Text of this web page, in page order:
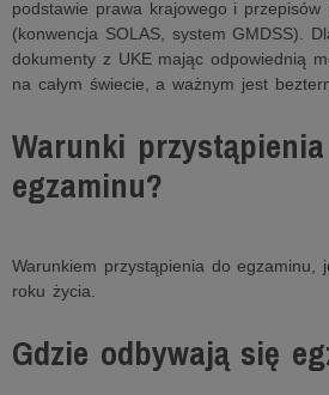
podstawie prawa krajowego i przepisów
(konwencja SOLAS, system GMDSS).
dokumenty z UKE mając odpowiednią
na całym świecie, a ważnym jest
Warunki
egzaminu?
Warunkiem przystąpienia do egzaminu,
roku życia.
Gdzie odbywają się